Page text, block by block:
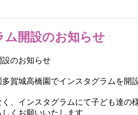
ム開設のお知らせ
のお知らせ
賀城高橋園でインスタグラムを開
、インスタグラムにて子ども達の
くお願いいたします